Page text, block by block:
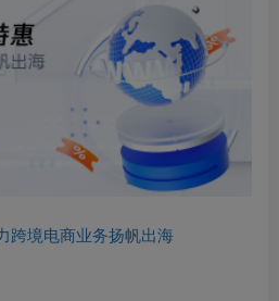
跨境电商业务扬帆出海